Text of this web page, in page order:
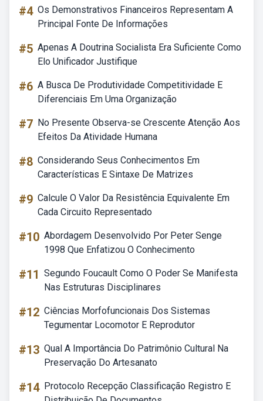
#4 Os Demonstrativos Financeiros Representam A
Principal Fonte De Informações
#5 Apenas A Doutrina Socialista Era Suficiente Como
Elo Unificador Justifique
#6 A Busca De Produtividade Competitividade E
Diferenciais Em Uma Organização
#7 No Presente Observa-se Crescente Atenção Aos
Efeitos Da Atividade Humana
#8 Considerando Seus Conhecimentos Em
Características E Sintaxe De Matrizes
#9 Calcule O Valor Da Resistência Equivalente Em
Cada Circuito Representado
#10 Abordagem Desenvolvido Por Peter Senge
1998 Que Enfatizou O Conhecimento
#11 Segundo Foucault Como O Poder Se Manifesta
Nas Estruturas Disciplinares
#12 Ciências Morfofuncionais Dos Sistemas
Tegumentar Locomotor E Reprodutor
#13 Qual A Importância Do Patrimônio Cultural Na
Preservação Do Artesanato
#14 Protocolo Recepção Classificação Registro E